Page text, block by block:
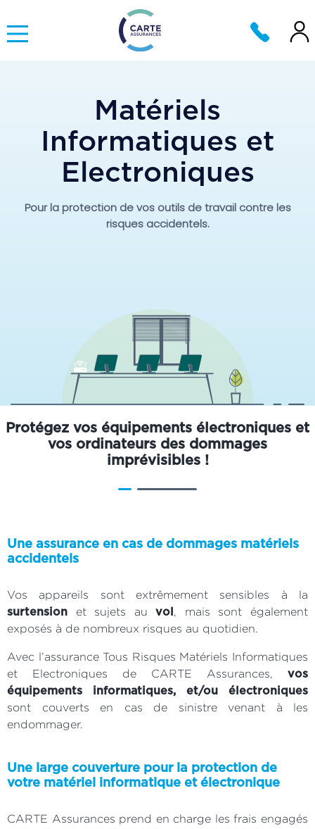
Matériels
Informatiques et
Electroniques
Pour la protection de vos outils de travail contre les
risques accidentels.
Protégez vos équipements électroniques et
vos ordinateurs des dommages
imprévisibles !
Une assurance en cas de dommages matériels
accidentels
Vos appareils sont extrêmement sensibles à la
surtension et sujets auvol , mais sont également
exposés à de nombreux risques au quotidien.
Avec l’assurance Tous Risques Matériels Informatiques
et Electroniques de CARTE Assurances, vos
équipements informatiques, et/ou électroniques
sont couverts en cas de sinistre venant à les
endommager.
Une large couverture pour la protection de
votre matériel informatique et électronique
CARTE Assurances prend en charge les frais engagés